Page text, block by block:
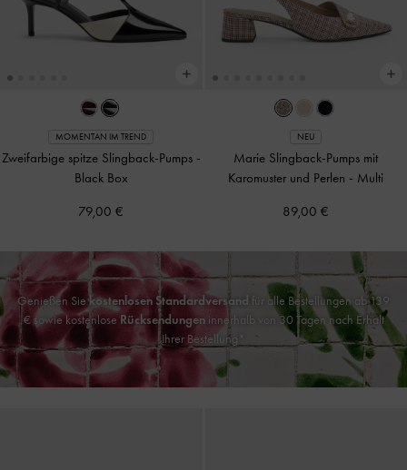
MOMENTAN IM TREND
Zweifarbige spitze Slingback-Pumps -
Black Box
79,00 €
NEU
Marie Slingback-Pumps mit
Karomuster und Perlen - Multi
89,00 €
Genießen Siekostenlosen Standardversand für alle Bestellungen ab 139
€ sowie kostenlose Rücksendungeninnerhalb von 30 Tagen nach Erhalt
Ihrer Bestellung*